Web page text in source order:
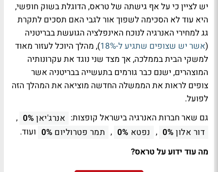
יש לציין כי על אף גישתה של טראס, הדוגלת בשוק חופשי,
היא עוד לא הסכימה לשפוך אור לגבי האם תסכים לתקרת
גג למחירי האנרגיה לנוכח האינפלציה הגועשת בבריטניה
(אשר יש שצופים שתגיע ל-18%
), מהלך היוכל לעזור מאוד
למשקי הבית בממלכה, אך מצד שני נוגד את עקרונותיה
המוצהרים, ישנם כבר גורמים בתעשייה בבריטניה אשר
צופים לראות את הממשלה החדשה מוציאה את המהלך הזה
לפועל.
גם שאר חברות האנרגיה בישראל קופצות: אנרג'יאן 0%
,
דור אלון 0%
, נפטא 0%
, תמר פטרוליום 0% ועוד.
מה עוד ידוע על טראס?